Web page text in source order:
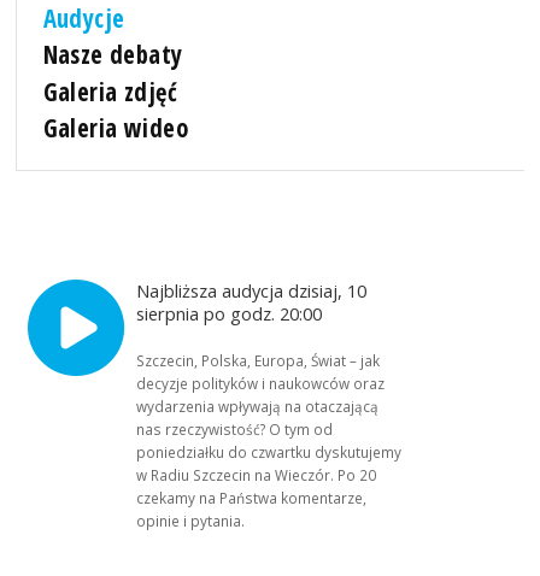
Audycje
Nasze debaty
Galeria zdjęć
Galeria wideo
Najbliższa audycja dzisiaj, 10
sierpnia po godz. 20:00
Szczecin, Polska, Europa, Świat – jak
decyzje polityków i naukowców oraz
wydarzenia wpływają na otaczającą
nas rzeczywistość? O tym od
poniedziałku do czwartku dyskutujemy
w Radiu Szczecin na Wieczór. Po 20
czekamy na Państwa komentarze,
opinie i pytania.